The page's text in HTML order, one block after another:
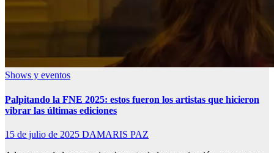
Shows y eventos
Palpitando la FNE 2025: estos fueron los artistas que hicieron
vibrar las últimas ediciones
15 de julio de 2025 DAMARIS PAZ